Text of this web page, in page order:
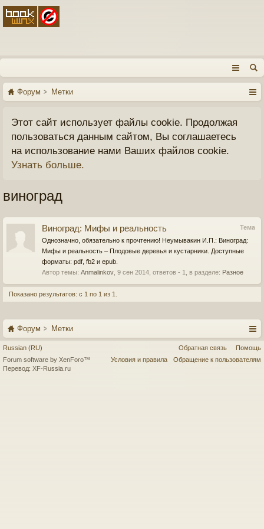
Форум Метки
Этот сайт использует файлы cookie. Продолжая
пользоваться данным сайтом, Вы соглашаетесь
на использование нами Ваших файлов cookie.
Узнать больше.
виноград
Тема
Виноград: Мифы и реальность
Однозначно, обязательно к прочтению! Неумывакин И.П.: Виноград:
Мифы и реальность – Плодовые деревья и кустарники. Доступные
форматы: pdf, fb2 и epub.
Автор темы: Anmalinkov 9 сен 2014 , ответов - 1, в разделе: Разное
Показано результатов: с 1 по 1 из 1.
Форум Метки
Russian (RU) Обратная связь
Помощь
Условия и правила
Обращение к пользователям
Forum software by XenForo™
Перевод: XF-Russia.ru